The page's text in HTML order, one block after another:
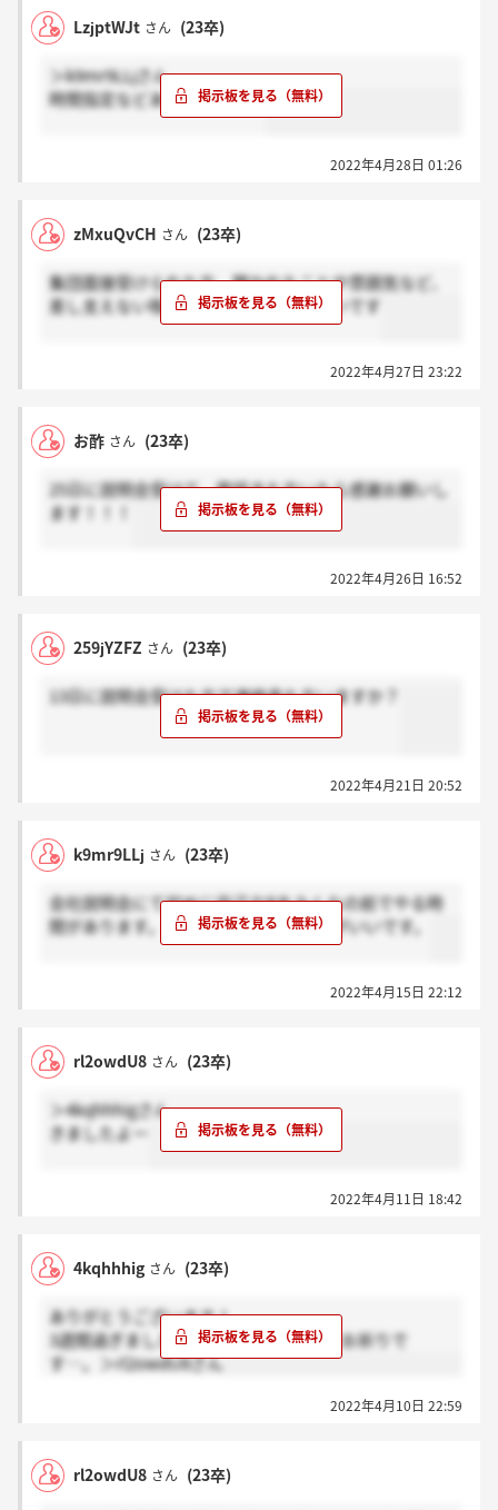
LzjptWJt さん (23卒)
＞k9mr9LLjさん
時間指定などありましたか？
2022年4月28日 01:26
zMxuQvCH さん (23卒)
集団面接受けられた方、聞かれたことや雰囲気など、
差し支えない程度で教えていただきたいです
2022年4月27日 23:22
お酢 さん (23卒)
25日に説明会受けて、電話きた方いたら感謝お願いし
ます！！！
2022年4月26日 16:52
259jYZFZ さん (23卒)
13日に説明会受けた方で連絡来た方いますか？
2022年4月21日 20:52
k9mr9LLj さん (23卒)
会社説明会にて初めに自己ＰRをみんなの前でやる時
間があります。ので用意しておいた方がいいです。
2022年4月15日 22:12
rl2owdU8 さん (23卒)
＞4kqhhhigさん
きましたよー
2022年4月11日 18:42
4kqhhhig さん (23卒)
ありがとうございます！
3週間過ぎましたが電話きていないのでお祈りで
す…。＞rl2owdU8さん
2022年4月10日 22:59
rl2owdU8 さん (23卒)